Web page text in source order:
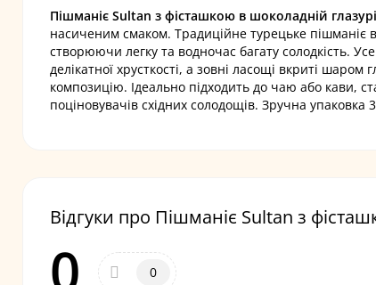
Пішманіє Sultan з фісташкою в шоколадній
насиченим смаком. Традиційне турецьке пішманіє
створюючи легку та водночас багату солодкість.
делікатної хрусткості, а зовні ласощі вкриті
композицію. Ідеально підходить до чаю або кави,
поціновувачів східних солодощів. Зручна
Відгуки про Пішманіє Sultan з
0